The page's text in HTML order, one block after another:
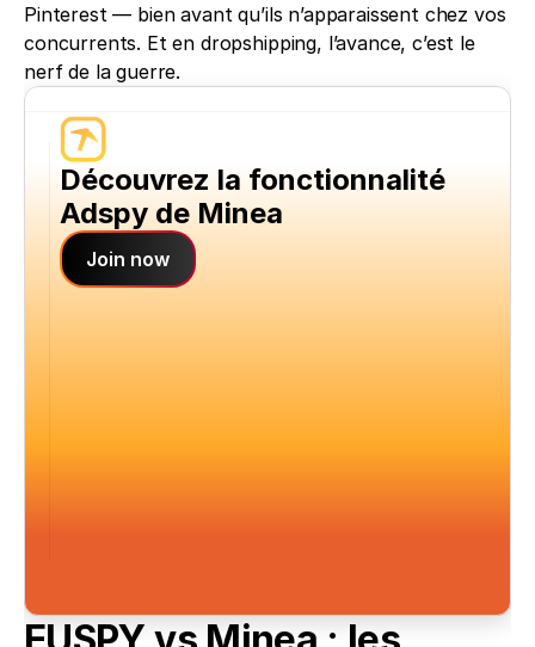
Pinterest — bien avant qu’ils n’apparaissent chez vos
concurrents. Et en dropshipping, l’avance, c’est le
nerf de la guerre.
Découvrez la fonctionnalité
Adspy de Minea
Join now